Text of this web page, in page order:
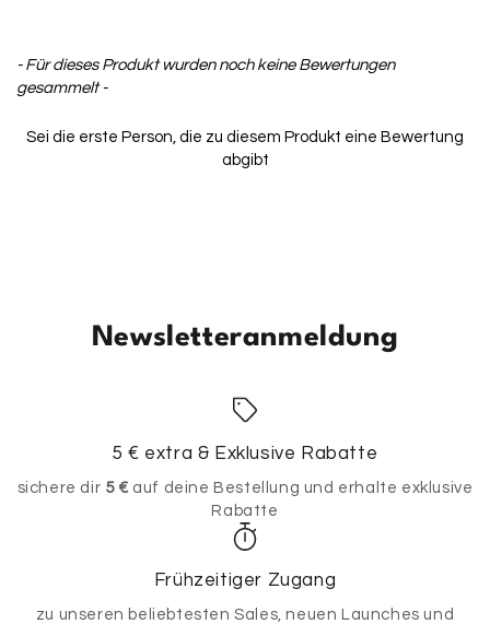
- Für dieses Produkt wurden noch keine Bewertungen
gesammelt -
Sei die erste Person, die zu diesem Produkt eine Bewertung
abgibt
New content loaded
Newsletteranmeldung
5 € extra & Exklusive Rabatte
sichere dir 5 € auf deine Bestellung und erhalte exklusive
Rabatte
Frühzeitiger Zugang
zu unseren beliebtesten Sales, neuen Launches und